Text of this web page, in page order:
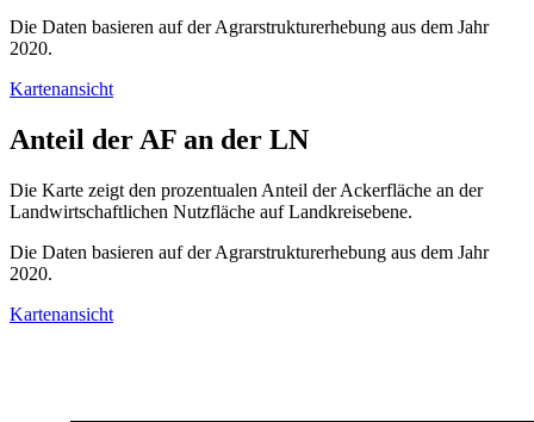
Die Daten basieren auf der Agrarstrukturerhebung aus dem Jahr
2020.
Kartenansicht
Anteil der AF an der LN
Die Karte zeigt den prozentualen Anteil der Ackerfläche an der
Landwirtschaftlichen Nutzfläche auf Landkreisebene.
Die Daten basieren auf der Agrarstrukturerhebung aus dem Jahr
2020.
Kartenansicht